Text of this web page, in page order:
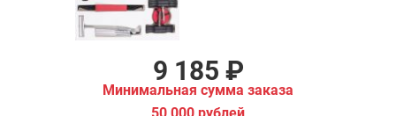
9 185 ₽
Минимальная сумма заказа
В кредит от 306 руб/
мес